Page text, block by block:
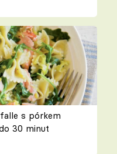
s pórkem
30 minut